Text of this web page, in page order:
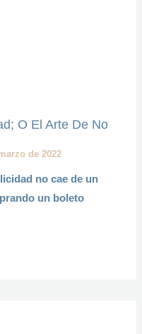
O El Arte De No
de 2022
no cae de un
un boleto